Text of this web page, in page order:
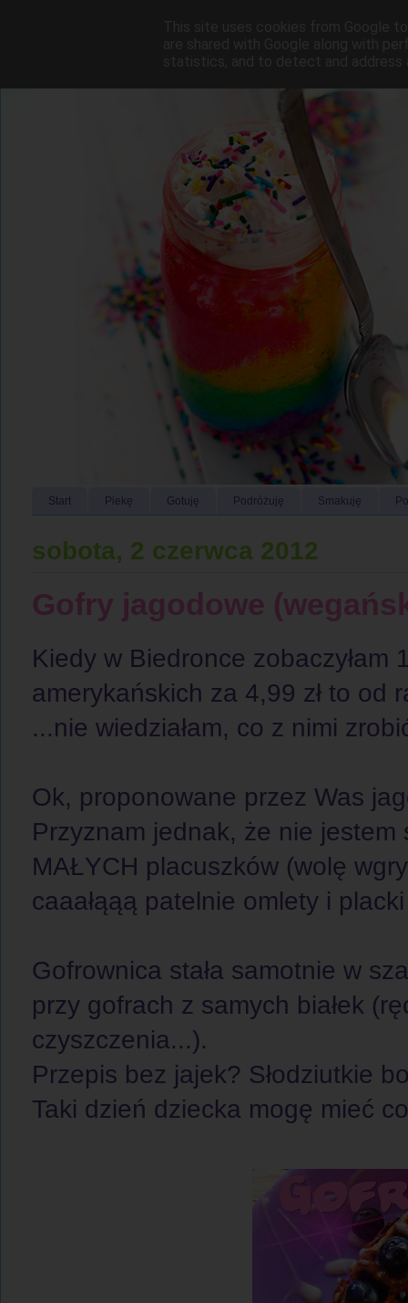
Start Piekę Gotuję Podróżuję Smakuję
sobota, 2 czerwca 2012
Gofry jagodowe
Kiedy w Biedronce
amerykańskich za 4,99 zł to od
...nie wiedziałam, co z nimi
Ok, proponowane przez Was
Przyznam jednak, że nie
MAŁYCH placuszków (wolę
caaałąąą patelnie omlety i
Gofrownica stała samotnie w
przy gofrach z samych białek
czyszczenia...).
Przepis bez jajek? Słodziutkie
Taki dzień dziecka mogę mieć